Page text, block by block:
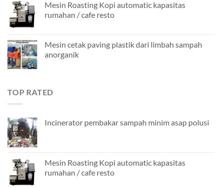
Mesin Roasting Kopi automatic kapasitas
rumahan / cafe resto
Mesin cetak paving plastik dari limbah sampah
anorganik
TOP RATED
Incinerator pembakar sampah minim asap polusi
Mesin Roasting Kopi automatic kapasitas
rumahan / cafe resto